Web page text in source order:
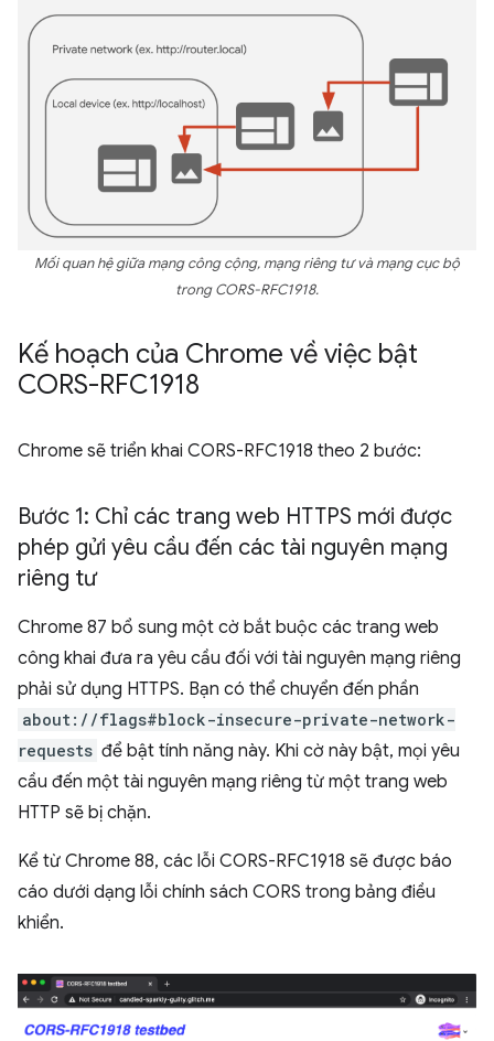
Mối quan hệ giữa mạng công cộng, mạng riêng tư và mạng cục bộ
trong CORS-RFC1918.
Kế hoạch của Chrome về việc bật
CORS-RFC1918
Chrome sẽ triển khai CORS-RFC1918 theo 2 bước:
Bước 1: Chỉ các trang web HTTPS mới được
phép gửi yêu cầu đến các tài nguyên mạng
riêng tư
Chrome 87 bổ sung một cờ bắt buộc các trang web
công khai đưa ra yêu cầu đối với tài nguyên mạng riêng
phải sử dụng HTTPS. Bạn có thể chuyển đến phần
about://flags#block-insecure-private-network-
requests để bật tính năng này. Khi cờ này bật, mọi yêu
cầu đến một tài nguyên mạng riêng từ một trang web
HTTP sẽ bị chặn.
Kể từ Chrome 88, các lỗi CORS-RFC1918 sẽ được báo
cáo dưới dạng lỗi chính sách CORS trong bảng điều
khiển.